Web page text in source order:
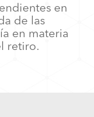
en
de las
en materia
retiro.